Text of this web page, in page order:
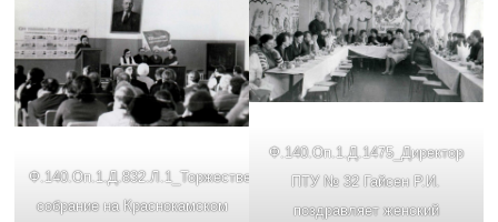
Ф.140.Oп.1.Д.832.Л.1_Торжественное
собрание на Краснокамском
Ф.140.Oп.1.Д.1475_Директор
ПТУ № 32 Гайсен Р.И.
поздравляет женский